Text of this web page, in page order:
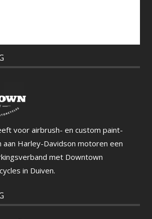
voor airbrush- en custom paint-
aan Harley-Davidson motoren een
met Downtown
in Duiven.